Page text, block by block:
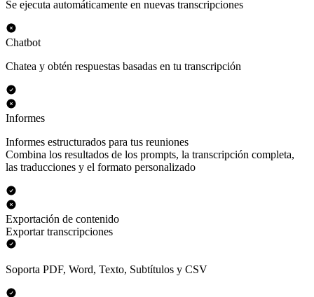
Se ejecuta automáticamente en nuevas transcripciones
Chatbot
Chatea y obtén respuestas basadas en tu transcripción
Informes
Informes estructurados para tus reuniones
Combina los resultados de los prompts, la transcripción completa,
las traducciones y el formato personalizado
Exportación de contenido
Exportar transcripciones
Soporta PDF, Word, Texto, Subtítulos y CSV